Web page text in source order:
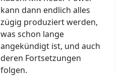
kann dann endlich alles
zügig produziert werden,
was schon lange
angekündigt ist, und auch
deren Fortsetzungen
folgen.